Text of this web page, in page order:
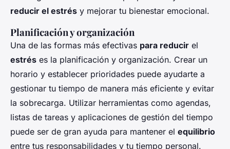
reducir el estrés y mejorar tu bienestar emocional.
Planificación y organización
Una de las formas más efectivas para reducir el
estrés es la planificación y organización. Crear un
horario y establecer prioridades puede ayudarte a
gestionar tu tiempo de manera más eficiente y evitar
la sobrecarga. Utilizar herramientas como agendas,
listas de tareas y aplicaciones de gestión del tiempo
puede ser de gran ayuda para mantener el equilibrio
entre tus responsabilidades y tu tiempo personal.